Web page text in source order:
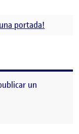
portada!
un